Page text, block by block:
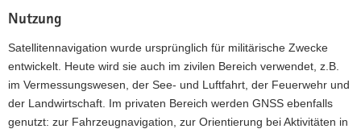
Nutzung
Satellitennavigation wurde ursprünglich für militärische Zwecke
entwickelt. Heute wird sie auch im zivilen Bereich verwendet, z.B.
im Vermessungswesen, der See- und Luftfahrt, der Feuerwehr und
der Landwirtschaft. Im privaten Bereich werden GNSS ebenfalls
genutzt: zur Fahrzeugnavigation, zur Orientierung bei Aktivitäten in